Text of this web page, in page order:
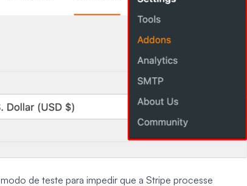
de teste para impedir que a Stripe processe